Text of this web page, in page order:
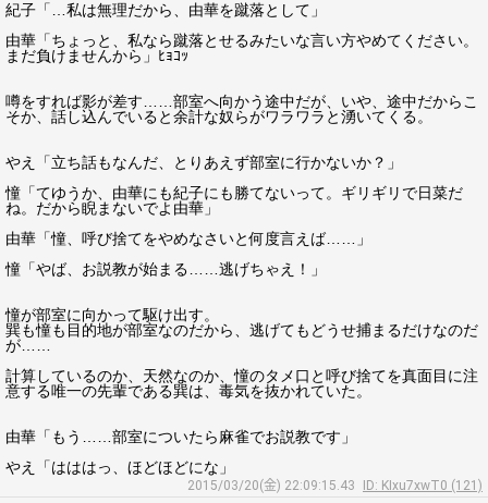
紀子「…私は無理だから、由華を蹴落として」
由華「ちょっと、私なら蹴落とせるみたいな言い方やめてください。
まだ負けませんから」ﾋｮｺｯ
噂をすれば影が差す……部室へ向かう途中だが、いや、途中だからこ
そか、話し込んでいると余計な奴らがワラワラと湧いてくる。
やえ「立ち話もなんだ、とりあえず部室に行かないか？」
憧「てゆうか、由華にも紀子にも勝てないって。ギリギリで日菜だ
ね。だから睨まないでよ由華」
由華「憧、呼び捨てをやめなさいと何度言えば……」
憧「やば、お説教が始まる……逃げちゃえ！」
憧が部室に向かって駆け出す。
巽も憧も目的地が部室なのだから、逃げてもどうせ捕まるだけなのだ
が……
計算しているのか、天然なのか、憧のタメ口と呼び捨てを真面目に注
意する唯一の先輩である巽は、毒気を抜かれていた。
由華「もう……部室についたら麻雀でお説教です」
やえ「はははっ、ほどほどにな」
2015/03/20(金) 22:09:15.43 ID: KIxu7xwT0 (121)